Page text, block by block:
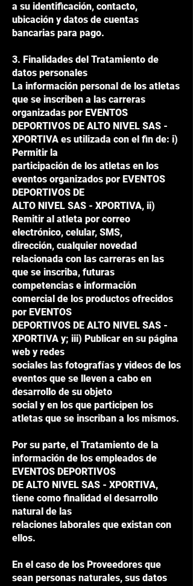
a su identificación, contacto,
ubicación y datos de cuentas
bancarias para pago.
3. Finalidades del Tratamiento de
datos personales
La información personal de los atletas
que se inscriben a las carreras
organizadas por EVENTOS
DEPORTIVOS DE ALTO NIVEL SAS -
XPORTIVA es utilizada con el fin de: i)
Permitir la
participación de los atletas en los
eventos organizados por EVENTOS
DEPORTIVOS DE
ALTO NIVEL SAS - XPORTIVA, ii)
Remitir al atleta por correo
electrónico, celular, SMS,
dirección, cualquier novedad
relacionada con las carreras en las
que se inscriba, futuras
competencias e información
comercial de los productos ofrecidos
por EVENTOS
DEPORTIVOS DE ALTO NIVEL SAS -
XPORTIVA y; iii) Publicar en su página
web y redes
sociales las fotografías y videos de los
eventos que se lleven a cabo en
desarrollo de su objeto
social y en los que participen los
atletas que se inscriban a los mismos.
Por su parte, el Tratamiento de la
información de los empleados de
EVENTOS DEPORTIVOS
DE ALTO NIVEL SAS - XPORTIVA,
tiene como finalidad el desarrollo
natural de las
relaciones laborales que existan con
ellos.
En el caso de los Proveedores que
sean personas naturales, sus datos